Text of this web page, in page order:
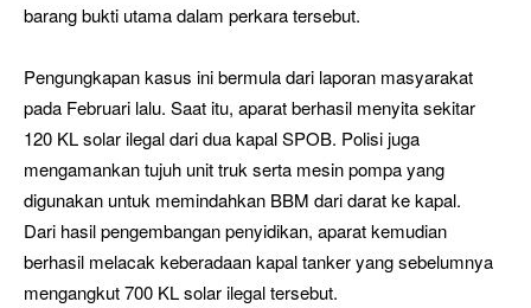
barang bukti utama dalam perkara tersebut.
Pengungkapan kasus ini bermula dari laporan masyarakat
pada Februari lalu. Saat itu, aparat berhasil menyita sekitar
120 KL solar ilegal dari dua kapal SPOB. Polisi juga
mengamankan tujuh unit truk serta mesin pompa yang
digunakan untuk memindahkan BBM dari darat ke kapal.
Dari hasil pengembangan penyidikan, aparat kemudian
berhasil melacak keberadaan kapal tanker yang sebelumnya
mengangkut 700 KL solar ilegal tersebut.